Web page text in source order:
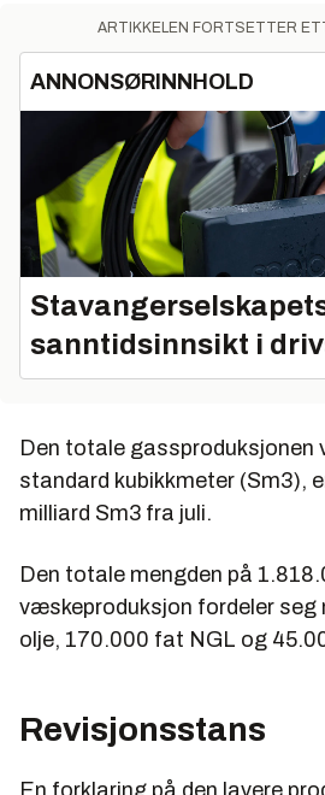
ARTIKKELEN FORTSETTER
ANNONSØRINNHOLD
sanntidsinnsikt i
Den totale gassproduksjonen
standard kubikkmeter (Sm3),
milliard Sm3 fra juli.
Den totale mengden på
væskeproduksjon fordeler seg
olje, 170.000 fat NGL og
Revisjonsstans
En forklaring på den lavere